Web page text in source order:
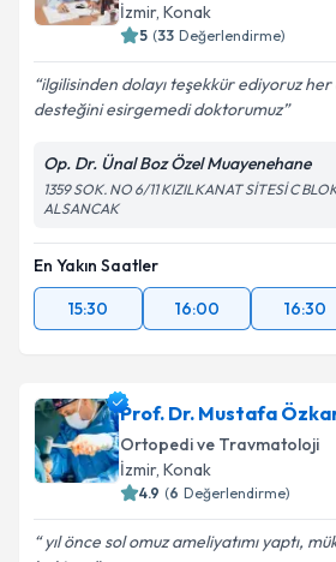
İzmir, Konak
5 (33 Değerlendirme)
ilgilisinden dolayı teşekkür ediyoruz
desteğini esirgemedi doktorumuz
Op. Dr. Ünal Boz Özel Muayenehane
1359 SOK. NO 6/11 KIZILKANAT SİTESİ C
ALSANCAK
En Yakın Saatler
15:30
16:00 16:30
Prof. Dr. Mustafa
Ortopedi ve Travmatoloji
İzmir, Konak
4.9 (6 Değerlendirme)
yıl önce sol omuz ameliyatımı yaptı,